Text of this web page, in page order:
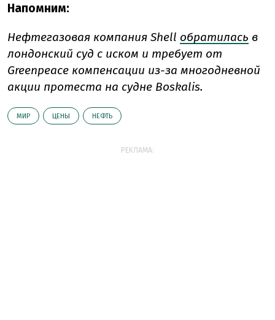
Напомним:
Нефтегазовая компания Shell обратилась в
лондонский суд с иском и требует от
Greenpeace компенсации из-за многодневной
акции протеста на судне Boskalis.
МИР ЦЕНЫ НЕФТЬ
РЕКЛАМА: